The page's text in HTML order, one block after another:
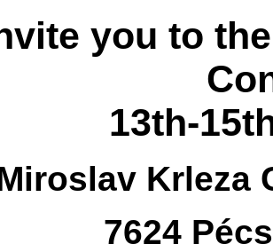
you to
13th-
Krleza
7624